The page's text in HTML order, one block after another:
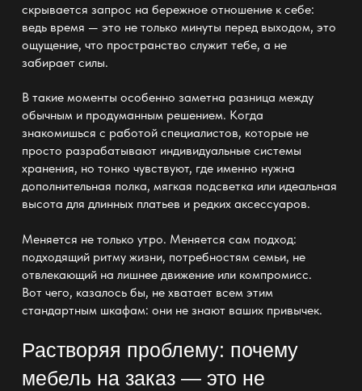
скрывается запрос на бережное отношение к себе:
ведь время — это не только минуты перед выходом, это
ощущение, что пространство служит тебе, а не
забирает силы.
В такие моменты особенно заметна разница между
обычным и продуманным решением. Когда
знакомишься с работой специалистов, которые не
просто разрабатывают индивидуальные системы
хранения, но тонко чувствуют, где именно нужна
дополнительная полка, мягкая подсветка или идеальная
высота для длинных платьев и редких аксессуаров.
Меняется не только утро. Меняется сам подход:
подходящий ритму жизни, потребностям семьи, не
отвлекающий на лишнее движение или компромисс.
Вот чего, казалось бы, не хватает всем этим
стандартным шкафам: они не знают ваших привычек.
Растворяя проблему: почему
мебель на заказ — это не